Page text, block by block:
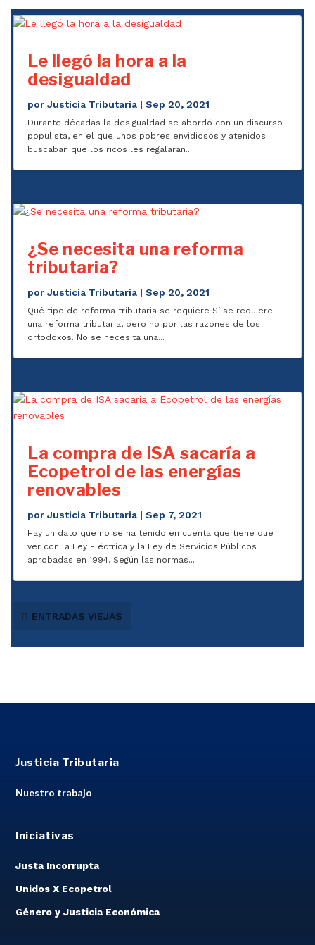
Le llegó la hora a la
desigualdad
porJusticia Tributaria |Sep 20, 2021
Durante décadas la desigualdad se abordó con un discurso
populista, en el que unos pobres envidiosos y atenidos
buscaban que los ricos les regalaran...
¿Se necesita una reforma
tributaria?
porJusticia Tributaria |Sep 20, 2021
Qué tipo de reforma tributaria se requiere Sí se requiere
una reforma tributaria, pero no por las razones de los
ortodoxos. No se necesita una...
La compra de ISA sacaría a
Ecopetrol de las energías
renovables
porJusticia Tributaria |Sep 7, 2021
Hay un dato que no se ha tenido en cuenta que tiene que
ver con la Ley Eléctrica y la Ley de Servicios Públicos
aprobadas en 1994. Según las normas...
ENTRADAS VIEJAS
Justicia Tributaria
Nuestro trabajo
Iniciativas
Justa Incorrupta
Unidos X Ecopetrol
Género y Justicia Económica